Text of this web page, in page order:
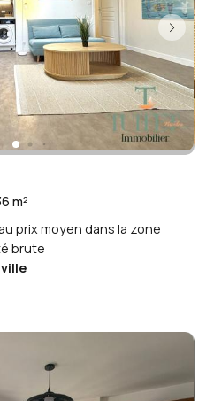
m²
prix moyen dans la zone
brute